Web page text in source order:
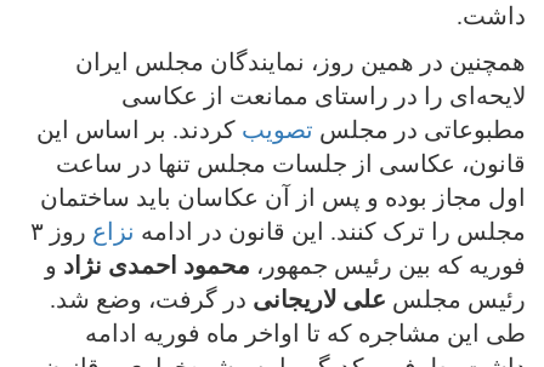
داشت.
همچنین در همین روز، نمایندگان مجلس ایران
لایحه‌ای را در راستای ممانعت از عکاسی
مطبوعاتی در مجلس تصویب کردند. بر اساس این
قانون، عکاسی از جلسات مجلس تنها در ساعت
اول مجاز بوده و پس از آن عکاسان باید ساختمان
مجلس را ترک کنند. این قانون در ادامه نزاع
روز ٣
فوریه که بین رئیس جمهور، محمود احمدی نژاد و
رئیس مجلس علی لاریجانی در گرفت، وضع شد.
طی این مشاجره که تا اواخر ماه فوریه ادامه